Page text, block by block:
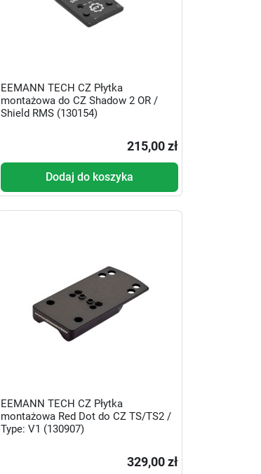
EEMANN TECH CZ Płytka
montażowa do CZ Shadow 2 OR /
Shield RMS (130154)
215,00 zł
Dodaj do koszyka
EEMANN TECH CZ Płytka
montażowa Red Dot do CZ TS/TS2 /
Type: V1 (130907)
329,00 zł